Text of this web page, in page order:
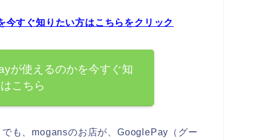
すぐ知りたい方はこちらをクリック
が使えるのかを今すぐ知
こちら
も、mogansのお店が、GooglePay（グー